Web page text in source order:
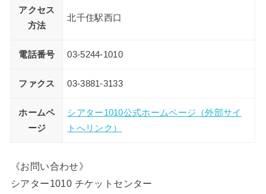
アクセス
方法
北千住駅西口
電話番号 03-5244-1010
ファクス 03-3881-3133
ホームペ
ージ
シアター1010公式ホームページ（外部サイ
トへリンク）
《お問い合わせ》
シアター1010 チケットセンター